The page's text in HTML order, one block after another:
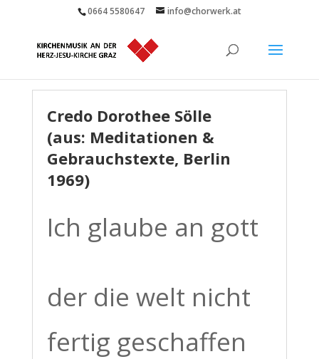
0664 5580647 info@chorwerk.at
Credo Dorothee Sölle
(aus: Meditationen &
Gebrauchstexte, Berlin
1969)
Ich glaube an gott
der die welt nicht
fertig geschaffen